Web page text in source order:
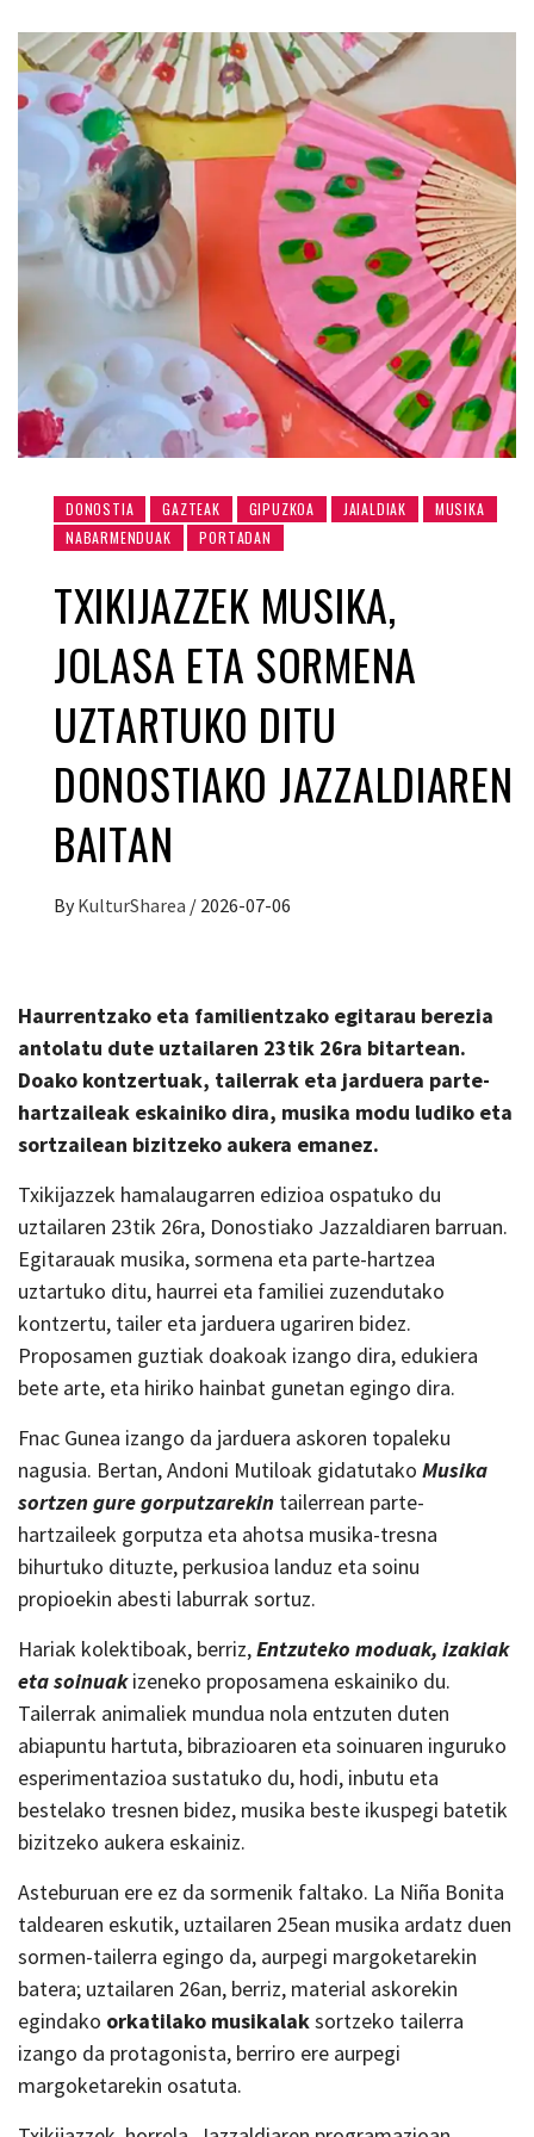
DONOSTIA GAZTEAK GIPUZKOA JAIALDIAK
MUSIKA
NABARMENDUAK
PORTADAN
TXIKIJAZZEK MUSIKA,
JOLASA ETA SORMENA
UZTARTUKO DITU
DONOSTIAKO JAZZALDIAREN
BAITAN
By KulturSharea / 2026-07-06
Haurrentzako eta familientzako egitarau berezia
antolatu dute uztailaren 23tik 26ra bitartean.
Doako kontzertuak, tailerrak eta jarduera parte-
hartzaileak eskainiko dira, musika modu ludiko eta
sortzailean bizitzeko aukera emanez.
Txikijazzek hamalaugarren edizioa ospatuko du
uztailaren 23tik 26ra, Donostiako Jazzaldiaren barruan.
Egitarauak musika, sormena eta parte-hartzea
uztartuko ditu, haurrei eta familiei zuzendutako
kontzertu, tailer eta jarduera ugariren bidez.
Proposamen guztiak doakoak izango dira, edukiera
bete arte, eta hiriko hainbat gunetan egingo dira.
Fnac Gunea izango da jarduera askoren topaleku
nagusia. Bertan, Andoni Mutiloak gidatutako Musika
sortzen gure gorputzarekin tailerrean parte-
hartzaileek gorputza eta ahotsa musika-tresna
bihurtuko dituzte, perkusioa landuz eta soinu
propioekin abesti laburrak sortuz.
Hariak kolektiboak, berriz,Entzuteko moduak, izakiak
eta soinuakizeneko proposamena eskainiko du.
Tailerrak animaliek mundua nola entzuten duten
abiapuntu hartuta, bibrazioaren eta soinuaren inguruko
esperimentazioa sustatuko du, hodi, inbutu eta
bestelako tresnen bidez, musika beste ikuspegi batetik
bizitzeko aukera eskainiz.
Asteburuan ere ez da sormenik faltako. La Niña Bonita
taldearen eskutik, uztailaren 25ean musika ardatz duen
sormen-tailerra egingo da, aurpegi margoketarekin
batera; uztailaren 26an, berriz, material askorekin
egindako orkatilako musikalaksortzeko tailerra
izango da protagonista, berriro ere aurpegi
margoketarekin osatuta.